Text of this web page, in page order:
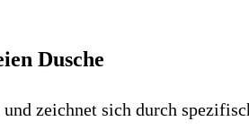
Dusche
zeichnet sich durch